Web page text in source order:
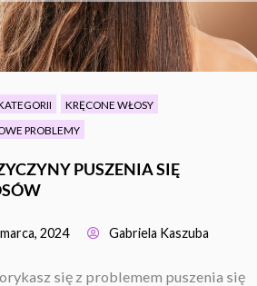
KRĘCONE WŁOSY
PROBLEMY
PUSZENIA SIĘ
2024 Gabriela Kaszuba
się z problemem puszenia się